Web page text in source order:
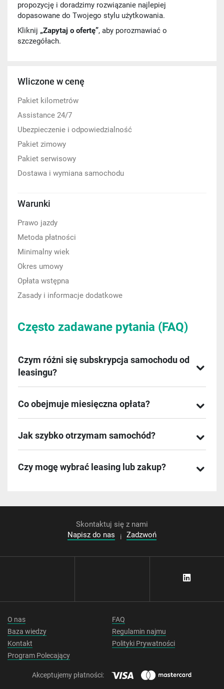
propozycję i doradzimy rozwiązanie najlepiej
dopasowane do Twojego stylu użytkowania.
Kliknij „Zapytaj o ofertę”, aby porozmawiać o
szczegółach.
Wliczone w cenę
Pakiet kilometrów
Assistance 24/7
Ubezpieczenie i odpowiedzialność
Pakiet zimowy
Pakiet serwisowy
Dostawa i wymiana samochodu
Warunki
Prawo jazdy
Metoda płatności
Minimalny wiek
Okres umowy
Opłata wstępna
Zasady i informacje dodatkowe
Często zadawane pytania (FAQ)
Czym różni się subskrypcja samochodu od
leasingu?
Co obejmuje miesięczna opłata?
Jak szybko otrzymam samochód?
Czy mogę wybrać leasing lub zakup?
O nas
Baza wiedzy
Kontakt
Program Polecający
FAQ
Regulamin najmu
Polityki Prywatności
Akceptujemy płatności:
Skontaktuj się z nami
Napisz do nas
i Zadzwoń